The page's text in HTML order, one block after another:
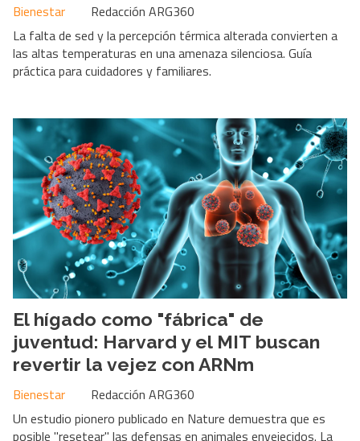
Redacción ARG360
Bienestar
La falta de sed y la percepción térmica alterada convierten a
las altas temperaturas en una amenaza silenciosa. Guía
práctica para cuidadores y familiares.
El hígado como "fábrica" de
juventud: Harvard y el MIT buscan
revertir la vejez con ARNm
Redacción ARG360
Bienestar
Un estudio pionero publicado en Nature demuestra que es
posible "resetear" las defensas en animales envejecidos. La